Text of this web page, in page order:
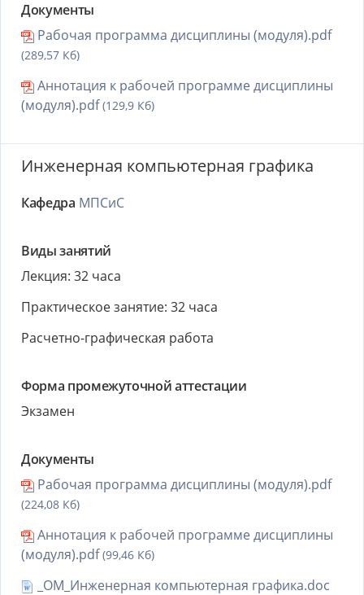
Документы
Рабочая программа дисциплины (модуля).pdf
(289,57 Кб)
Аннотация к рабочей программе дисциплины
(модуля).pdf(129,9 Кб)
Инженерная компьютерная графика
Кафедра МПСиС
Виды занятий
Лекция: 32 часа
Практическое занятие: 32 часа
Расчетно-графическая работа
Форма промежуточной аттестации
Экзамен
Документы
Рабочая программа дисциплины (модуля).pdf
(224,08 Кб)
Аннотация к рабочей программе дисциплины
(модуля).pdf(99,46 Кб)
_ОМ_Инженерная компьютерная графика.doc